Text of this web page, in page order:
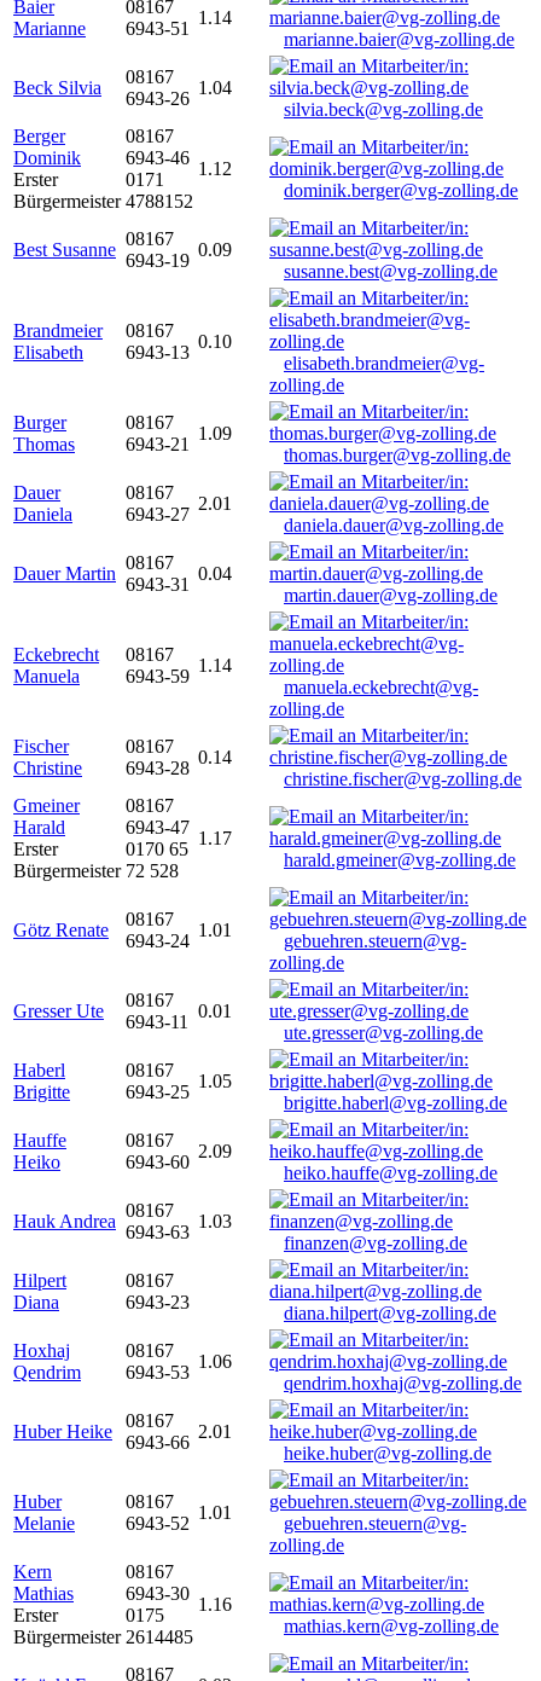
Baier
Marianne
08167
6943-51
1.14
marianne.baier@vg-zolling.de
Beck Silvia
08167
6943-26
1.04
silvia.beck@vg-zolling.de
Berger
Dominik
Erster
Bürgermeister
08167
6943-46
0171
4788152
1.12
dominik.berger@vg-zolling.de
Best Susanne
08167
6943-19
0.09
susanne.best@vg-zolling.de
Brandmeier
Elisabeth
08167
6943-13
0.10
elisabeth.brandmeier@vg-
zolling.de
Burger
Thomas
08167
6943-21
1.09
thomas.burger@vg-zolling.de
Dauer
Daniela
08167
6943-27
2.01
daniela.dauer@vg-zolling.de
Dauer Martin
08167
6943-31
0.04
martin.dauer@vg-zolling.de
Eckebrecht
Manuela
08167
6943-59
1.14
manuela.eckebrecht@vg-
zolling.de
Fischer
Christine
08167
6943-28
0.14
christine.fischer@vg-zolling.de
Gmeiner
Harald
Erster
Bürgermeister
08167
6943-47
0170 65
72 528
1.17
harald.gmeiner@vg-zolling.de
Götz Renate
08167
6943-24
1.01
gebuehren.steuern@vg-
zolling.de
Gresser Ute
08167
6943-11
0.01
ute.gresser@vg-zolling.de
Haberl
Brigitte
08167
6943-25
1.05
brigitte.haberl@vg-zolling.de
Hauffe
Heiko
08167
6943-60
2.09
heiko.hauffe@vg-zolling.de
Hauk Andrea
08167
6943-63
1.03
finanzen@vg-zolling.de
Hilpert
Diana
08167
6943-23
diana.hilpert@vg-zolling.de
Hoxhaj
Qendrim
08167
6943-53
1.06
qendrim.hoxhaj@vg-zolling.de
Huber Heike
08167
6943-66
2.01
heike.huber@vg-zolling.de
Huber
Melanie
08167
6943-52
1.01
gebuehren.steuern@vg-
zolling.de
Kern
Mathias
Erster
Bürgermeister
08167
6943-30
0175
2614485
1.16
mathias.kern@vg-zolling.de
08167